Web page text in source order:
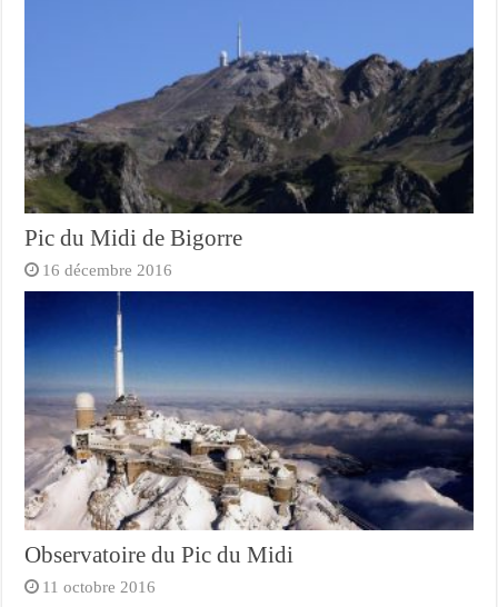
Pic du Midi de Bigorre
16 décembre 2016
Observatoire du Pic du Midi
11 octobre 2016